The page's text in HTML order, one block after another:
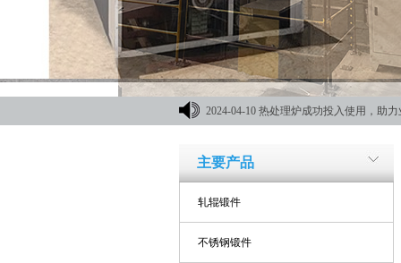
2024-04-10 热处理炉成功投入使用，助
主要产品
轧辊锻件
不锈钢锻件